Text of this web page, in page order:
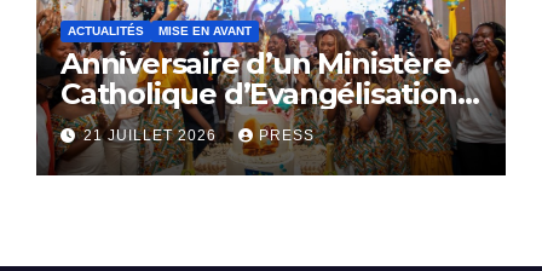
ACTUALITÉS MISE EN AVANT
Anniversaire d’un Ministère
Catholique d’Evangélisation:
Le SACERDOCE ROYAL
célèbre ses 16 ans
d’existence
21 JUILLET 2026 PRESS